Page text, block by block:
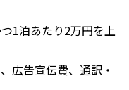
1泊あたり2万円を上
広告宣伝費、通訳・